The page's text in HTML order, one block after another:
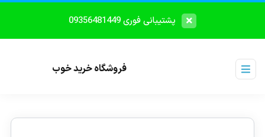
پشتیبانی فوری 09356481449
فروشگاه خرید خوب